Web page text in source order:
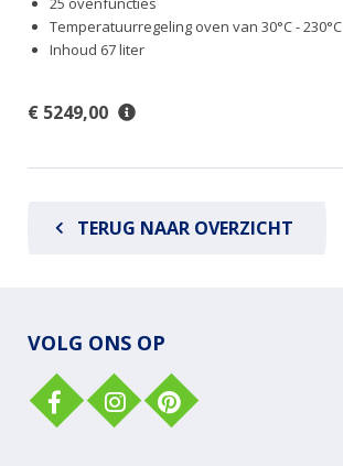
Temperatuurregeling oven van 30°C - 230°C
Inhoud 67 liter
€ 5249,00
TERUG NAAR OVERZICHT
VOLG ONS OP